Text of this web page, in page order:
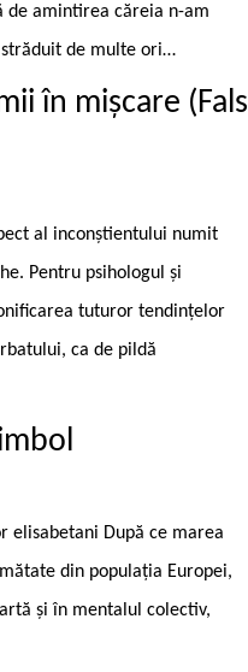
de amintirea căreia n-am
străduit de multe ori…
în mișcare (Fals
al inconștientului numit
Pentru psihologul și
tuturor tendințelor
ca de pildă
elisabetani După ce marea
din populația Europei,
și în mentalul colectiv,